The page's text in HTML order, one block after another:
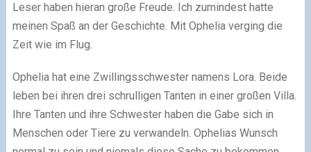
Leser haben hieran große Freude. Ich zumindest hatte
meinen Spaß an der Geschichte. Mit Ophelia verging die
Zeit wie im Flug.
Ophelia hat eine Zwillingsschwester namens Lora. Beide
leben bei ihren drei schrulligen Tanten in einer großen Villa.
Ihre Tanten und ihre Schwester haben die Gabe sich in
Menschen oder Tiere zu verwandeln. Ophelias Wunsch